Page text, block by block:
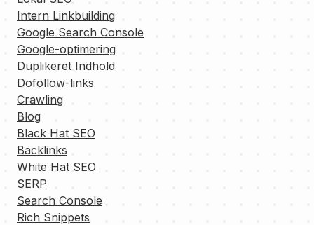
Intern Linkbuilding
Google Search Console
Google-optimering
Duplikeret Indhold
Dofollow-links
Crawling
Blog
Black Hat SEO
Backlinks
White Hat SEO
SERP
Search Console
Rich Snippets